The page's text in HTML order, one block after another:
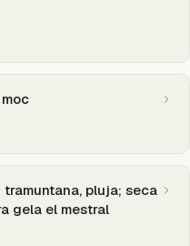
pluja; seca
gela el mestral